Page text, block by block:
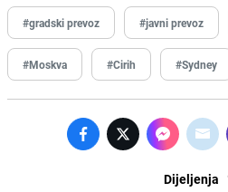
#gradski prevoz #javni prevoz
#Moskva #Cirih #Sydney
Dijeljenja